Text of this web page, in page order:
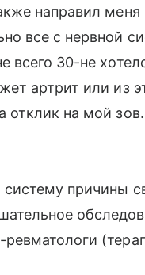
направил
все с нервной
всего 30-не
артрит или из
на мой
систему причины